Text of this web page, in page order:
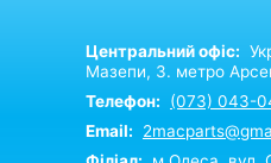
Центральний офіс:
Мазепи, 3. метро
Телефон:
(073) 043-
Email: